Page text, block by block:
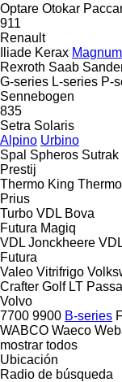
Optare Otokar
911
Renault
Iliade Kerax Magnum
Rexroth Saab
G-series L-series P-
Sennebogen
835
Setra Solaris
Alpino Urbino
Spal Spheros Sutrak
Prestij
Thermo King Thermo
Prius
Turbo VDL Bova
Futura Magiq
VDL Jonckheere
Futura
Valeo Vitrifrigo
Crafter Golf LT
Volvo
7700 9900 B-series
WABCO Waeco
mostrar todos
Ubicación
Radio de búsqueda